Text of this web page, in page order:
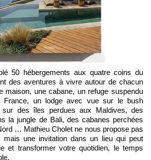
des aventures à vivre autour de chacun
maison, une cabane, un refuge suspendu
un lodge avec vue sur le bush
des îles perdues aux Maldives, des
la jungle de Bali, des cabanes perchées
… Mathieu Cholet ne nous propose pas
une invitation dans un lieu qui peut
et transformer votre quotidien, le temps